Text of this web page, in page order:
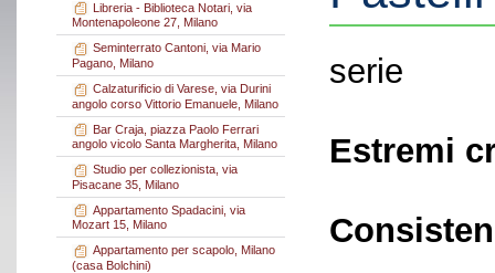
Libreria - Biblioteca Notari, via
Montenapoleone 27, Milano
Seminterrato Cantoni, via Mario
Pagano, Milano
Calzaturificio di Varese, via Durini
angolo corso Vittorio Emanuele, Milano
Bar Craja, piazza Paolo Ferrari
angolo vicolo Santa Margherita, Milano
Studio per collezionista, via
Pisacane 35, Milano
Appartamento Spadacini, via
Mozart 15, Milano
Appartamento per scapolo, Milano
(casa Bolchini)
serie
Estremi